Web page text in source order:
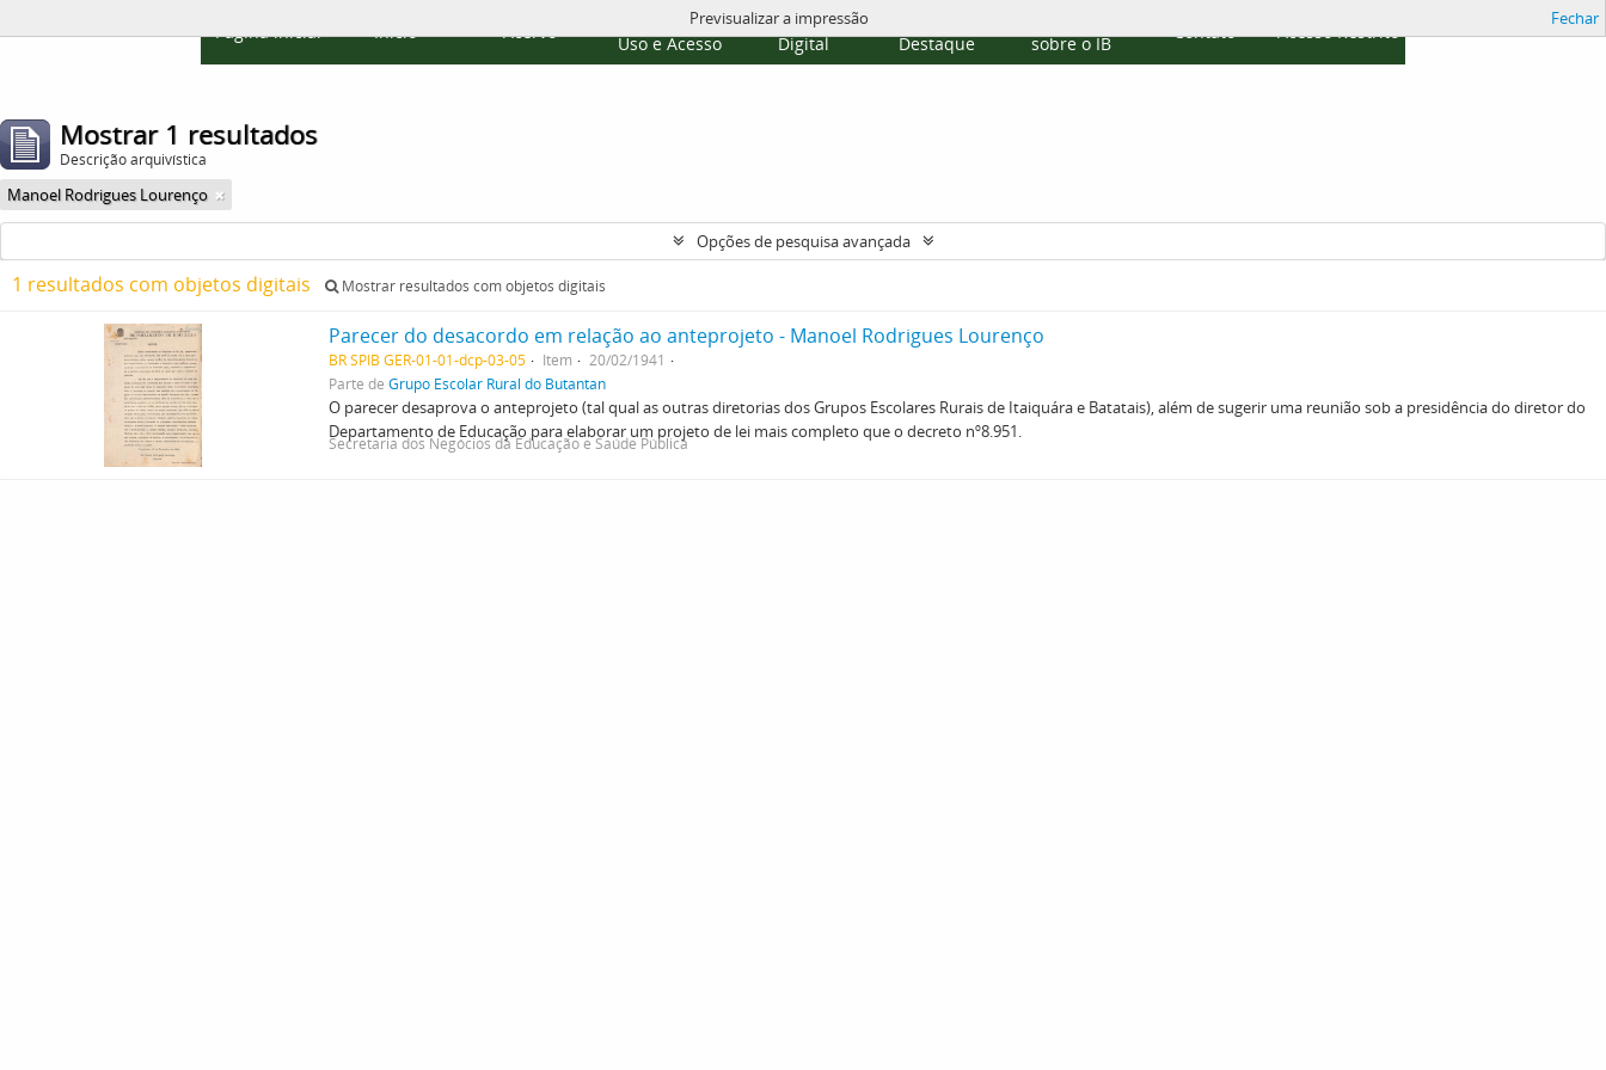
Página inicial Início Acervo
Políticas de
Uso e Acesso
Repositório
Digital
Destaque
sobre o IB
Contato Acesso Restrito
Previsualizar a impressão Fechar
Mostrar 1 resultados
Descrição arquivística
Manoel Rodrigues Lourenço
Opções de pesquisa avançada
1 resultados com objetos digitais Mostrar resultados com objetos digitais
Parecer do desacordo em relação ao anteprojeto - Manoel Rodrigues Lourenço
BR SPIB GER-01-01-dcp-03-05 Item
20/02/1941
Parte de Grupo Escolar Rural do Butantan
O parecer desaprova o anteprojeto (tal qual as outras diretorias dos Grupos Escolares Rurais de Itaiquára e Batatais), além de sugerir uma reunião sob a presidência do diretor do
Departamento de Educação para elaborar um projeto de lei mais completo que o decreto nº8.951.
Secretaria dos Negócios da Educação e Saúde Pública